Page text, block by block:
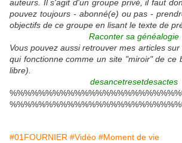
auteurs. Il s'agit d'un groupe privé, il faut
pouvez toujours - abonné(e) ou pas -
objectifs de ce groupe en lisant le texte de
Raconter sa généalogie
Vous pouvez aussi retrouver mes articles
qui fonctionne comme un site "miroir" de ce
libre).
desancetresetdesactes
#01FOURNIER #Vidéo #Moment de vie